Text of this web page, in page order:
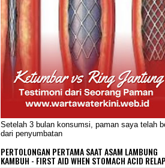
Setelah 3 bulan konsumsi, paman saya telah
dari penyumbatan
PERTOLONGAN PERTAMA SAAT ASAM LAMBUNG
KAMBUH - FIRST AID WHEN STOMACH ACID